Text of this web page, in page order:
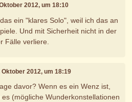
2012, um 18:10
ein "klares Solo", weil ich das an
Und mit Sicherheit nicht in der
Fälle verliere.
Oktober 2012, um 18:19
davor? Wenn es ein Wenz ist,
(mögliche Wunderkonstellationen